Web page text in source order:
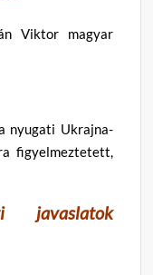
Viktor magyar
nyugati Ukrajna-
figyelmeztetett,
javaslatok